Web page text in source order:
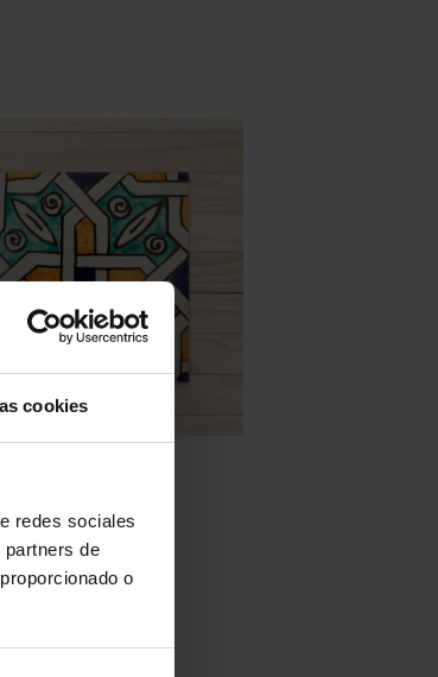
cookies
redes sociales
de
o
16 – Nambroca
MÁS